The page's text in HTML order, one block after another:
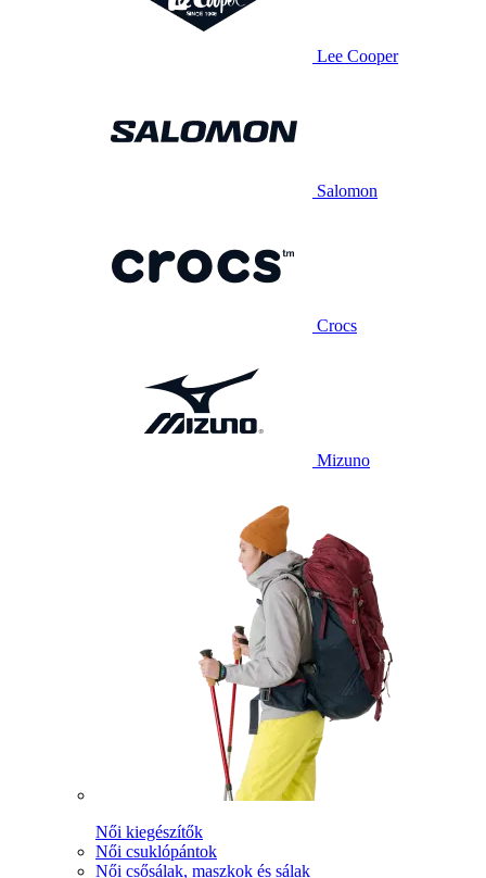
Lee Cooper
Salomon
Crocs
Mizuno
Női kiegészítők
Női csuklópántok
Női csősálak, maszkok és sálak